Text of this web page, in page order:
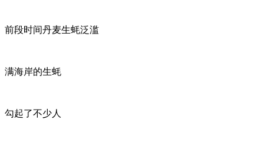
前段时间丹麦生蚝泛滥
满海岸的生蚝
勾起了不少人